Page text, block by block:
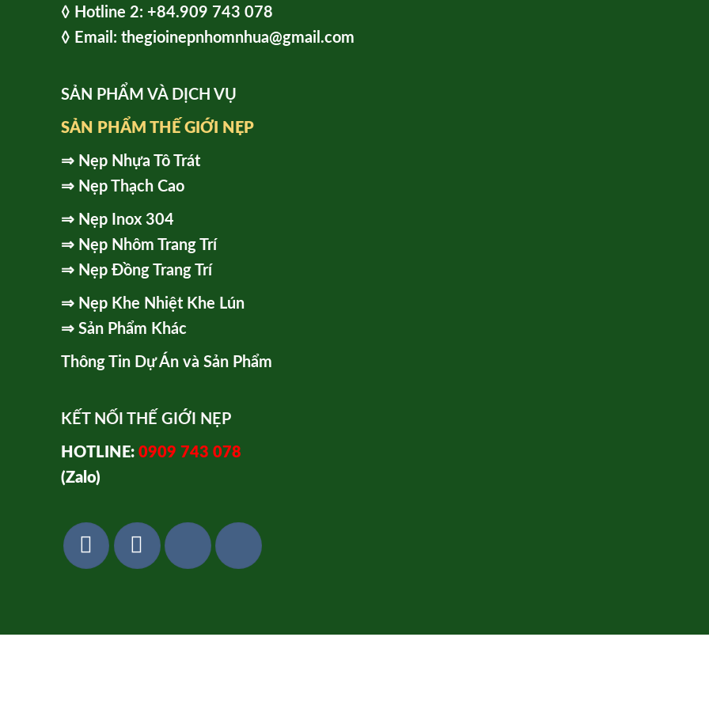
◊ Hot line 2: +84.909 743 078
◊ Email: thegioinepnhomnhua@gmail.com
SẢN PHẨM VÀ DỊCH VỤ
SẢN PHẨM THẾ GIỚI NẸP
⇒ Nẹp Nhựa Tô Trát
⇒ Nẹp Thạch Cao
⇒ Nẹp Inox 304
⇒ Nẹp Nhôm Trang Trí
⇒ Nẹp Đồng Trang Trí
⇒ Nẹp Khe Nhiệt Khe Lún
⇒ Sản Phẩm Khác
Thông Tin Dự Án và Sản Phẩm
KẾT NỐI THẾ GIỚI NẸP
HOTLINE: 0909 743 078
(Zalo)